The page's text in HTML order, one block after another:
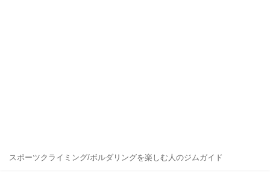
スポーツクライミング/ボルダリングを楽しむ人のジムガイド